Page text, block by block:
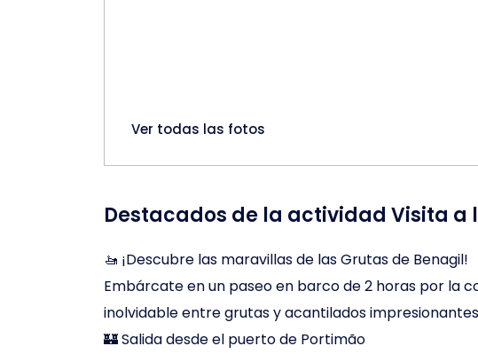
Ver todas las fotos
Destacados de la actividad Visita a
🚤 ¡Descubre las maravillas de las Grutas de Benagil!
Embárcate en un paseo en barco de 2 horas por la
inolvidable entre grutas y acantilados
🏰 Salida desde el puerto de Portimão